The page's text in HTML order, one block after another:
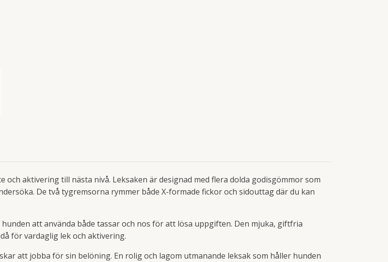
aktivering till nästa nivå. Leksaken är designad med flera dolda godisgömmor som
De två tygremsorna rymmer både X-formade fickor och sidouttag där du kan
att använda både tassar och nos för att lösa uppgiften. Den mjuka, giftfria
för vardaglig lek och aktivering.
att jobba för sin belöning. En rolig och lagom utmanande leksak som håller hunden